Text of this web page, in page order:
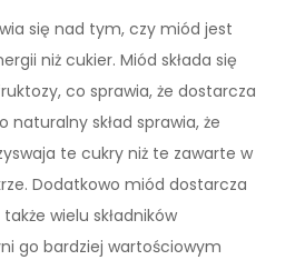
się nad tym, czy miód jest
niż cukier. Miód składa się
co sprawia, że dostarcza
naturalny skład sprawia, że
te cukry niż te zawarte w
Dodatkowo miód dostarcza
wielu składników
go bardziej wartościowym